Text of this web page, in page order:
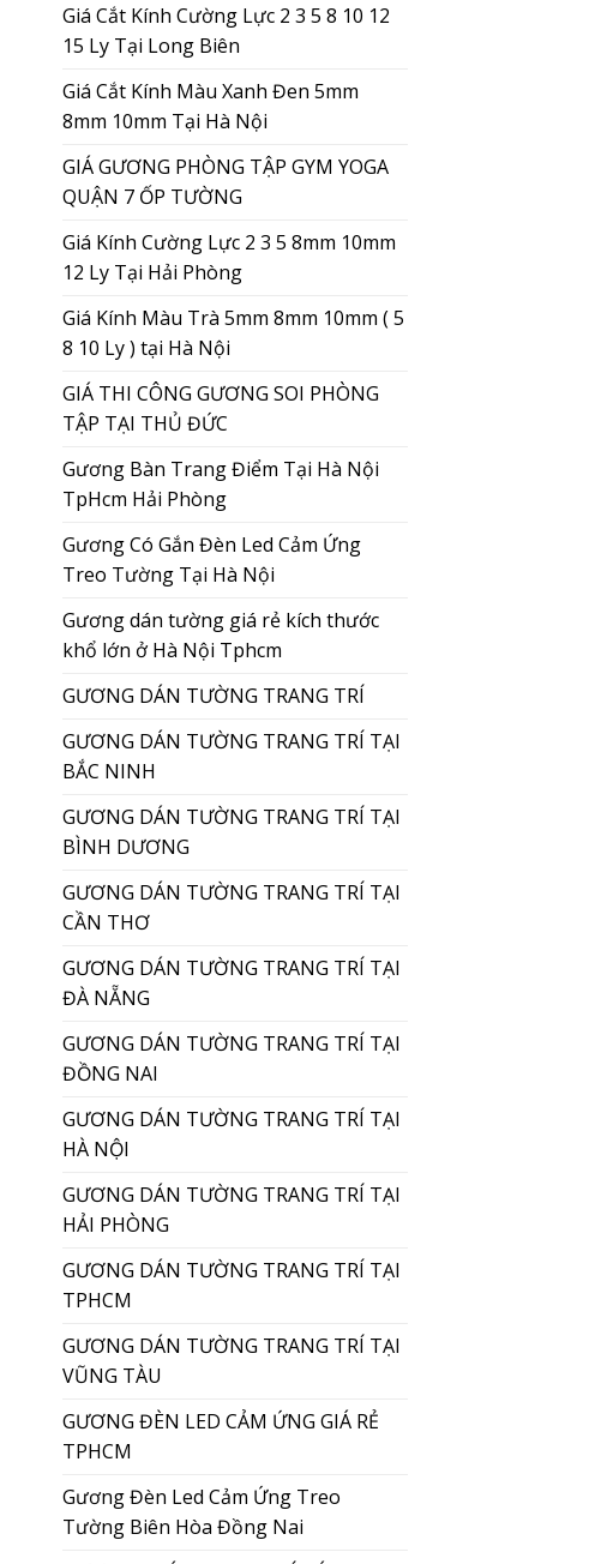
Giá Cắt Kính Cường Lực 2 3 5 8 10 12
15 Ly Tại Long Biên
Giá Cắt Kính Màu Xanh Đen 5mm
8mm 10mm Tại Hà Nội
GIÁ GƯƠNG PHÒNG TẬP GYM YOGA
QUẬN 7 ỐP TƯỜNG
Giá Kính Cường Lực 2 3 5 8mm 10mm
12 Ly Tại Hải Phòng
Giá Kính Màu Trà 5mm 8mm 10mm ( 5
8 10 Ly ) tại Hà Nội
GIÁ THI CÔNG GƯƠNG SOI PHÒNG
TẬP TẠI THỦ ĐỨC
Gương Bàn Trang Điểm Tại Hà Nội
TpHcm Hải Phòng
Gương Có Gắn Đèn Led Cảm Ứng
Treo Tường Tại Hà Nội
Gương dán tường giá rẻ kích thước
khổ lớn ở Hà Nội Tphcm
GƯƠNG DÁN TƯỜNG TRANG TRÍ
GƯƠNG DÁN TƯỜNG TRANG TRÍ TẠI
BẮC NINH
GƯƠNG DÁN TƯỜNG TRANG TRÍ TẠI
BÌNH DƯƠNG
GƯƠNG DÁN TƯỜNG TRANG TRÍ TẠI
CẦN THƠ
GƯƠNG DÁN TƯỜNG TRANG TRÍ TẠI
ĐÀ NẴNG
GƯƠNG DÁN TƯỜNG TRANG TRÍ TẠI
ĐỒNG NAI
GƯƠNG DÁN TƯỜNG TRANG TRÍ TẠI
HÀ NỘI
GƯƠNG DÁN TƯỜNG TRANG TRÍ TẠI
HẢI PHÒNG
GƯƠNG DÁN TƯỜNG TRANG TRÍ TẠI
TPHCM
GƯƠNG DÁN TƯỜNG TRANG TRÍ TẠI
VŨNG TÀU
GƯƠNG ĐÈN LED CẢM ỨNG GIÁ RẺ
TPHCM
Gương Đèn Led Cảm Ứng Treo
Tường Biên Hòa Đồng Nai